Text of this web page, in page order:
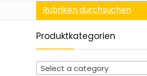
Rubriken durchsuchen
Produktkategorien
Select a category